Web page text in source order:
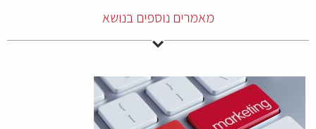
מאמרים נוספים בנושא